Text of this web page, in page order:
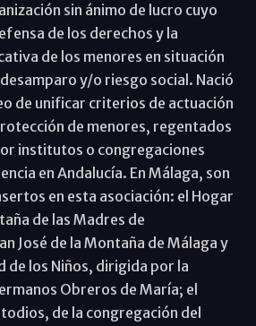
sin ánimo de lucro cuyo
de los derechos y la
de los menores en situación
y/o riesgo social. Nació
de unificar criterios de actuación
de menores, regentados
institutos o congregaciones
en Andalucía. En Málaga, son
en esta asociación: el Hogar
de las Madres de
José de la Montaña de Málaga y
de los Niños, dirigida por la
Obreros de María; el
de la congregación del